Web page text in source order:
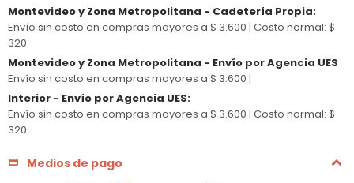
Montevideo y Zona Metropolitana - Cadetería Propia:
Envío sin costo en compras mayores a $ 3.600 | Costo normal: $
320.
Montevideo y Zona Metropolitana - Envío por Agencia UES
Envío sin costo en compras mayores a $ 3.600 |
Interior - Envío por Agencia UES:
Envío sin costo en compras mayores a $ 3.600 | Costo normal: $
320.
Medios de pago